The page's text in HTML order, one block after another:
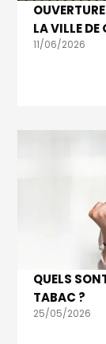
LA VILLE DE
11/06/2026
QUELS
TABAC ?
25/05/2026